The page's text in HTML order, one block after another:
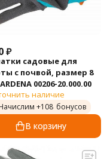
₽
садовые для
с почвой, размер 8
00206-20.000.00
наличие
+108 бонусов
В корзину